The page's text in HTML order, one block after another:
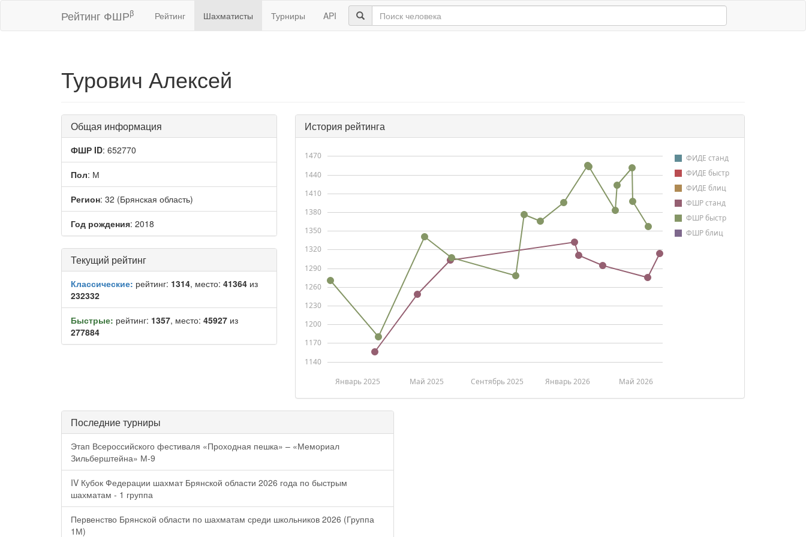
Рейтинг ФШРβ Рейтинг Шахматисты Турниры API
Турович Алексей
Общая информация
ФШР ID: 652770
Пол: М
Регион: 32 (Брянская область)
Год рождения: 2018
Текущий рейтинг
Классические: рейтинг: 1314, место: 41364 из
232332
Быстрые: рейтинг: 1357, место: 45927 из
277884
История рейтинга
ФИДЕ станд
ФИДЕ быстр
ФИДЕ блиц
ФШР станд
ФШР быстр
ФШР блиц
Январь 2025 Май 2025 Сентябрь 2025 Январь 2026 Май 2026
1140
1170
1200
1230
1260
1290
1320
1350
1380
1410
1440
1470
Последние турниры
Этап Всероссийского фестиваля «Проходная пешка» – «Мемориал
Зильберштейна» М-9
IV Кубок Федерации шахмат Брянской области 2026 года по быстрым
шахматам - 1 группа
Первенство Брянской области по шахматам среди школьников 2026 (Группа
1М)